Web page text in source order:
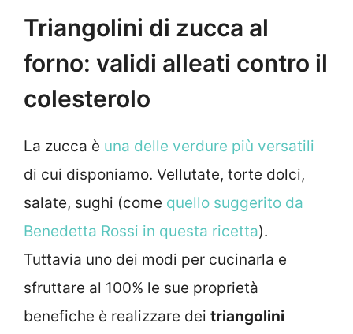
Triangolini di zucca al
forno: validi alleati contro il
colesterolo
La zucca è una delle verdure più versatili
di cui disponiamo. Vellutate, torte dolci,
salate, sughi (come quello suggerito da
Benedetta Rossi in questa ricetta).
Tuttavia uno dei modi per cucinarla e
sfruttare al 100% le sue proprietà
benefiche è realizzare dei triangolini